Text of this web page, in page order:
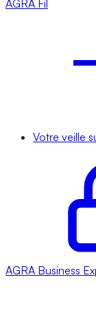
AGRA Fil
Votre veille
AGRA Business